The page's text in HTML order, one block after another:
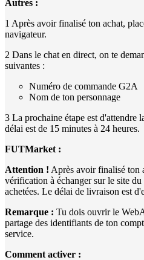
Autres :
1 Après avoir finalisé ton achat,
navigateur.
2 Dans le chat en direct, on te
suivantes :
Numéro de commande G2A
Nom de ton personnage
3 La prochaine étape est d'attendre
délai est de 15 minutes à 24 heures.
FUTMarket :
Attention ! Après avoir finalisé ton
vérification à échanger sur le site
achetées. Le délai de livraison est
Remarque : Tu dois ouvrir le
partage des identifiants de ton
service.
Comment activer :